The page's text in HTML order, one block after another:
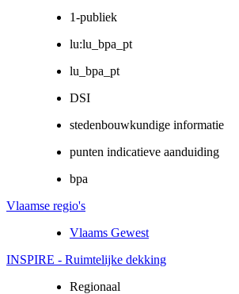
1-publiek
lu:lu_bpa_pt
lu_bpa_pt
DSI
stedenbouwkundige informatie
punten indicatieve aanduiding
bpa
Vlaamse regio's
Vlaams Gewest
INSPIRE - Ruimtelijke dekking
Regionaal